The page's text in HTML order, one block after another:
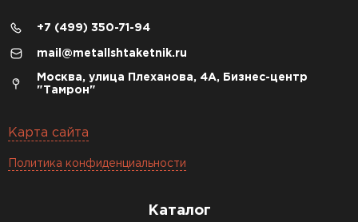
+7 (499) 350-71-94
mail@metallshtaketnik.ru
Москва, улица Плеханова, 4А, Бизнес-центр
"Тамрон"
Карта сайта
Политика конфиденциальности
Каталог